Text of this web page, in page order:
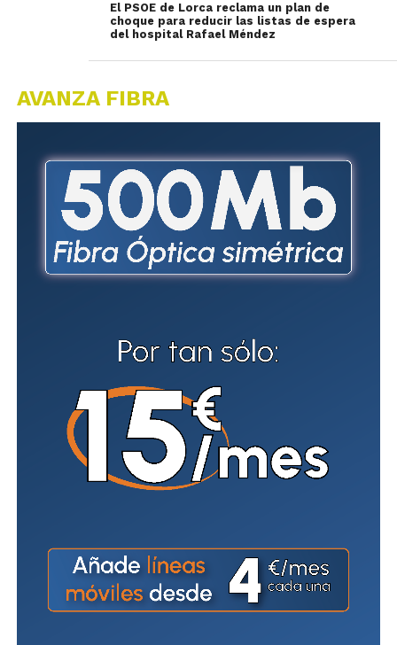
El PSOE de Lorca reclama un plan de
choque para reducir las listas de espera
del hospital Rafael Méndez
AVANZA FIBRA